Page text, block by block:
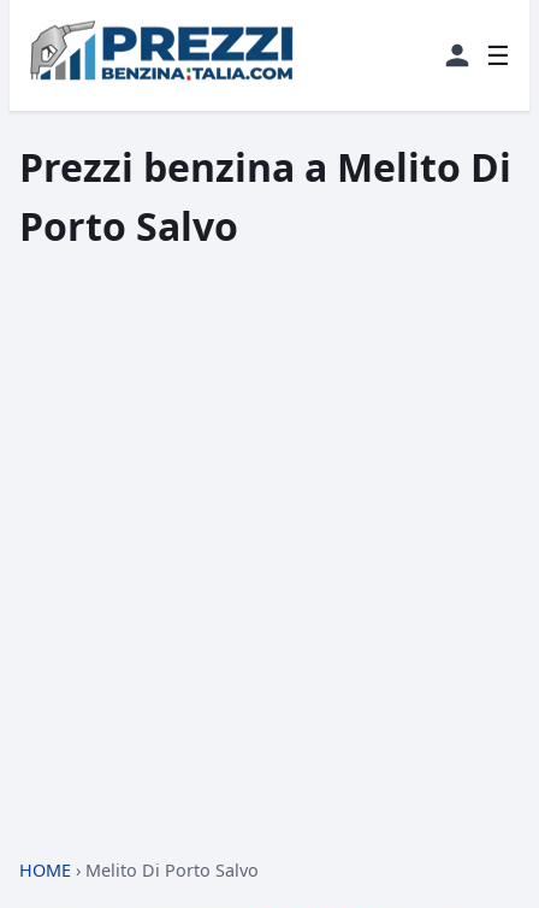
☰
Prezzi benzina a Melito Di
Porto Salvo
HOME › Melito Di Porto Salvo